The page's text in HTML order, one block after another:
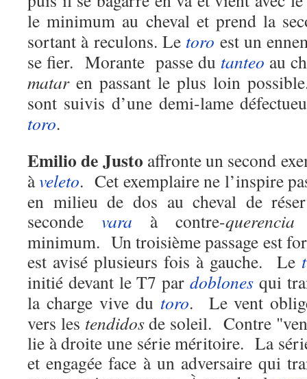
le minimum au cheval et prend la
sortant à reculons. Le toro est un
se fier. Morante passe du tanteo au
mataren passant le plus loin
sont suivis d’une demi-lame
toro.
Emilio de Justo affronte un second
àveleto. Cet exemplaire ne l’inspire
en milieu de dos au cheval de
seconde vara à contre-querencia
minimum. Un troisième passage est
est avisé plusieurs fois à gauche. Le
initié devant le T7 par doblones qui
la charge vive du toro. Le vent
vers les tendidosde soleil. Contre
lie à droite une série méritoire. La
et engagée face à un adversaire qui